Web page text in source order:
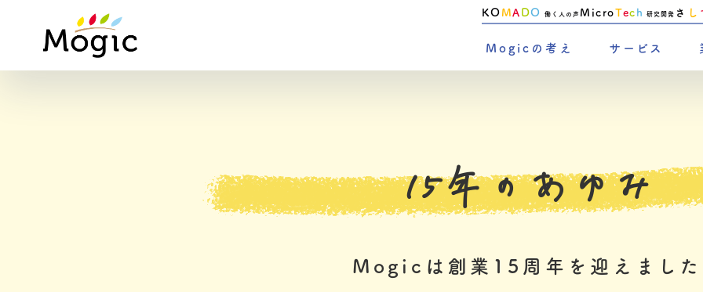
Mogicの考え サービス
KO MA DO 働く人の声 MicroTec h 研究開発 さ し
15年のあゆみ
Mogicは創業15周年を迎えました